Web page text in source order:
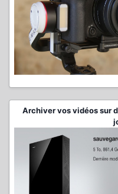
Archiver vos vidéos sur